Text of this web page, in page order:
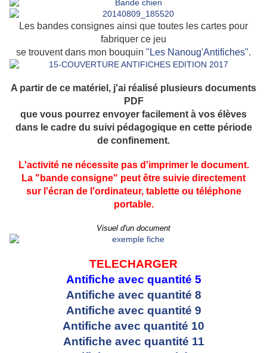
Les bandes consignes ainsi que toutes les cartes pour
fabriquer ce jeu
se trouvent dans mon bouquin "Les Nanoug'Antifiches".
A partir de ce matériel, j'ai réalisé plusieurs documents
PDF
que vous pourrez envoyer facilement à vos élèves
dans le cadre du suivi pédagogique en cette période
de confinement.
L'activité ne nécessite pas d'imprimer le document.
La "bande consigne" peut être suivie directement
sur l'écran de l'ordinateur, tablette ou téléphone
portable.
Visuel d'un document
TELECHARGER
Antifiche avec quantité 5
Antifiche avec quantité 8
Antifiche avec quantité 9
Antifiche avec quantité 10
Antifiche avec quantité 11